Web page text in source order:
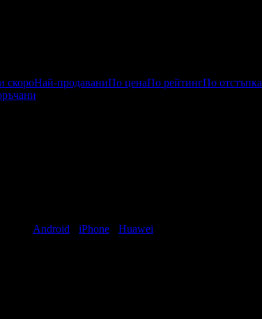
скороНай-продаваниПо ценаПо рейтингПо отстъпка
Android iPhone Huawei